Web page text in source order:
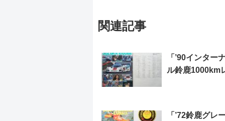
関連記事
「’90インター
ル鈴鹿1000km
「’72鈴鹿グレ